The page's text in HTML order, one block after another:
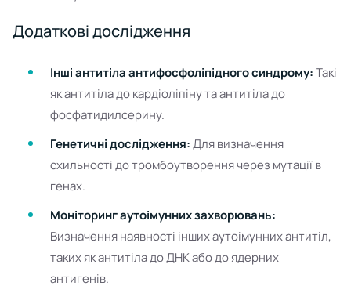
Додаткові дослідження
Інші антитіла антифосфоліпідного синдрому:Такі
як антитіла до кардіоліпіну та антитіла до
фосфатидилсерину.
Генетичні дослідження:Для визначення
схильності до тромбоутворення через мутації в
генах.
Моніторинг аутоімунних захворювань:
Визначення наявності інших аутоімунних антитіл,
таких як антитіла до ДНК або до ядерних
антигенів.